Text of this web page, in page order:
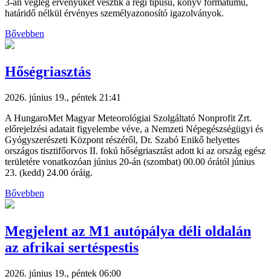
3-án végleg érvényüket vesztik a régi típusú, könyv formátumú,
határidő nélkül érvényes személyazonosító igazolványok.
Bővebben
Hőségriasztás
2026. június 19., péntek 21:41
A HungaroMet Magyar Meteorológiai Szolgáltató Nonprofit Zrt.
előrejelzési adatait figyelembe véve, a Nemzeti Népegészségügyi és
Gyógyszerészeti Központ részéről, Dr. Szabó Enikő helyettes
országos tisztifőorvos II. fokú hőségriasztást adott ki az ország egész
területére vonatkozóan június 20-án (szombat) 00.00 órától június
23. (kedd) 24.00 óráig.
Bővebben
Megjelent az M1 autópálya déli oldalán
az afrikai sertéspestis
2026. június 19., péntek 06:00